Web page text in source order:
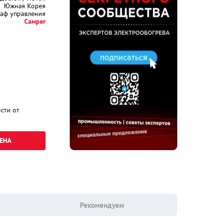
Южная Корея
управления
Самрег
от
Рекомендуем